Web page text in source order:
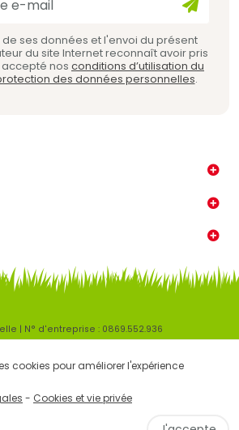
ses données et l'envoi du présent
du site Internet reconnaît avoir pris
nos conditions d’utilisation du
des données personnelles.
| N° d'entreprise : 0869.552.936
des cookies pour améliorer l'expérience
du site web et protection des données
Business, accélérateur d'e-commerce pour
cookies pour améliorer l'expérience
- Cookies et vie privée